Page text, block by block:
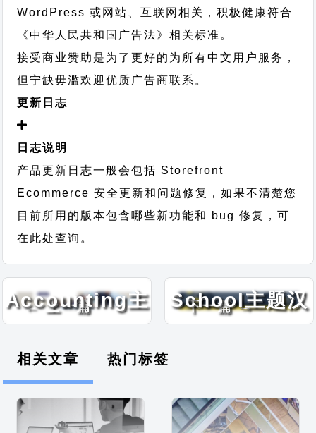
WordPress 或网站、互联网相关，积极健康符合
《中华人民共和国广告法》相关标准。
接受商业赞助是为了更好的为所有中文用户服务，
但宁缺毋滥欢迎优质广告商联系。
更新日志
日志说明
产品更新日志一般会包括 Storefront
Ecommerce 安全更新和问题修复，如果不清楚您
目前所用的版本包含哪些新功能和 bug 修复，可
在此处查询。
← 上一篇
Finance
Accounting主
下一篇 →
VW Driving
School主题汉
相关文章 热门标签